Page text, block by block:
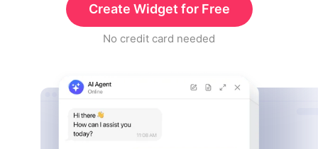
Create Widget for Free
No credit card needed